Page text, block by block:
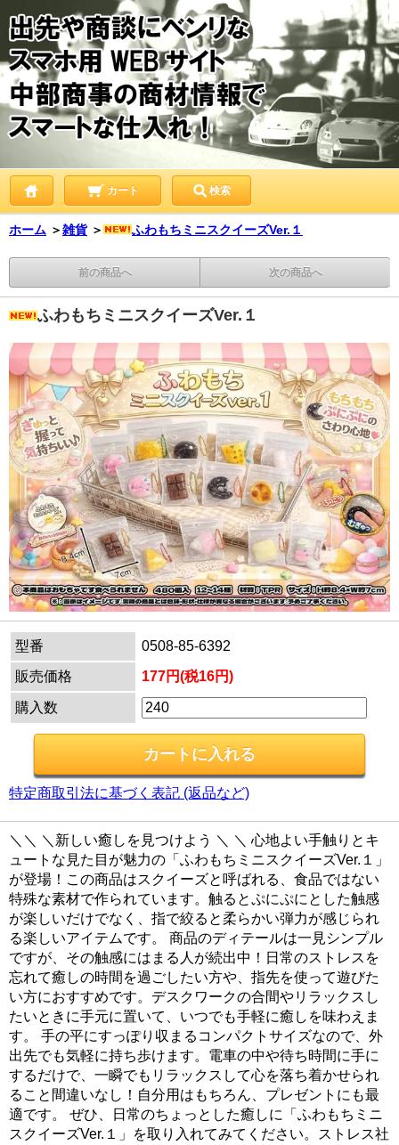
カート 検索
ホーム ＞雑貨 ＞ ふわもちミニスクイーズVer.１
前の商品へ 次の商品へ
ふわもちミニスクイーズVer.１
型番
0508-85-6392
販売価格
177円(税16円)
購入数
特定商取引法に基づく表記 (返品など)
＼＼ ＼新しい癒しを見つけよう ＼ ＼ 心地よい手触りとキ
ュートな見た目が魅力の「ふわもちミニスクイーズVer.１」
が登場！この商品はスクイーズと呼ばれる、食品ではない
特殊な素材で作られています。触るとぷにぷにとした触感
が楽しいだけでなく、指で絞ると柔らかい弾力が感じられ
る楽しいアイテムです。 商品のディテールは一見シンプル
ですが、その触感にはまる人が続出中！日常のストレスを
忘れて癒しの時間を過ごしたい方や、指先を使って遊びた
い方におすすめです。デスクワークの合間やリラックスし
たいときに手元に置いて、いつでも手軽に癒しを味わえま
す。 手の平にすっぽり収まるコンパクトサイズなので、外
出先でも気軽に持ち歩けます。電車の中や待ち時間に手に
するだけで、一瞬でもリラックスして心を落ち着かせられ
ること間違いなし！自分用はもちろん、プレゼントにも最
適です。 ぜひ、日常のちょっとした癒しに「ふわもちミニ
スクイーズVer.１」を取り入れてみてください。ストレス社